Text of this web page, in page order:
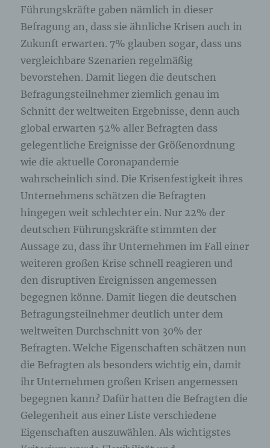
Führungskräfte gaben nämlich in dieser
Befragung an, dass sie ähnliche Krisen auch in
Zukunft erwarten. 7% glauben sogar, dass uns
vergleichbare Szenarien regelmäßig
bevorstehen. Damit liegen die deutschen
Befragungsteilnehmer ziemlich genau im
Schnitt der weltweiten Ergebnisse, denn auch
global erwarten 52% aller Befragten dass
gelegentliche Ereignisse der Größenordnung
wie die aktuelle Coronapandemie
wahrscheinlich sind. Die Krisenfestigkeit ihres
Unternehmens schätzen die Befragten
hingegen weit schlechter ein. Nur 22% der
deutschen Führungskräfte stimmten der
Aussage zu, dass ihr Unternehmen im Fall einer
weiteren großen Krise schnell reagieren und
den disruptiven Ereignissen angemessen
begegnen könne. Damit liegen die deutschen
Befragungsteilnehmer deutlich unter dem
weltweiten Durchschnitt von 30% der
Befragten. Welche Eigenschaften schätzen nun
die Befragten als besonders wichtig ein, damit
ihr Unternehmen großen Krisen angemessen
begegnen kann? Dafür hatten die Befragten die
Gelegenheit aus einer Liste verschiedene
Eigenschaften auszuwählen. Als wichtigstes